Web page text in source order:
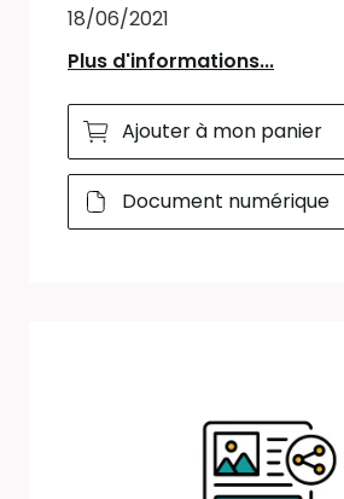
18/06/2021
Plus d'informations...
Ajouter à mon panier
Document numérique